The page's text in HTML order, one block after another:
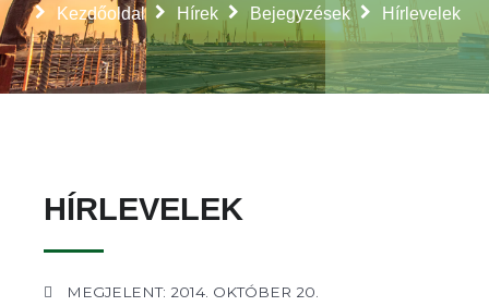
Kezdőoldal Hírek Bejegyzések Hírlevelek
HÍRLEVELEK
MEGJELENT: 2014. OKTÓBER 20.